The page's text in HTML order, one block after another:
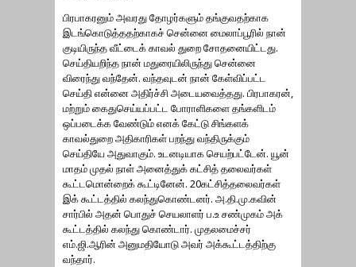
பிரபாகரனும் அவரது தோழர்களும் தங்குவதற்காக
இடங்கொடுத்ததற்காகச் சென்னை மைலாப்பூரில் நான்
குடியிருந்த வீட்டைக் காவல் துறை சோதனையிட்டது.
செய்தியறிந்த நான் மதுரையிலிருந்து சென்னை
விரைந்து வந்தேன். வந்தவுடன் நான் கேள்விப்பட்ட
செய்தி என்னை அதிர்ச்சி அடையவைத்தது. பிரபாகரன்,
மற்றும் கைதுசெய்யப்பட்ட போராளிகளை தங்களிடம்
ஒப்படைக்க வேண்டும் எனக் கேட்டு சிங்களக்
காவல்துறை அதிகாரிகள் பறந்து வந்திருக்கும்
செய்தியே அதுவாகும். உடனடியாக செயற்பட்டேன். யூன்
மாதம் முதல் நாள் அனைத்துக் கட்சித் தலைவர்கள்
கூட்டமொன்றைக் கூட்டினேன். 20கட்சித்தலைவர்கள்
இக் கூட்டத்தில் கலந்துகொண்டனர். அ.தி.மு.கவின்
சார்பில் அதன் பொதுச் செயலாளர் ப.உ சண்முகம் அக்
கூட்டத்தில் கலந்து கொண்டார். முதலமைச்சர்
எம்.ஜி.ஆரின் அனுமதியோடு அவர் அக்கூட்டத்திற்கு
வந்தார்.